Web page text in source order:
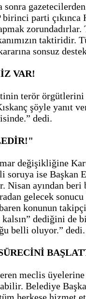
parti
taktiridir.
sonsuz
VAR!
terör
şöyle yanıt
dedi.
değişikliğine
ise Başkan
Nisan ayından
gelecek
konunun
dediğini
belli oluyor.” dedi.
meclis
Belediye